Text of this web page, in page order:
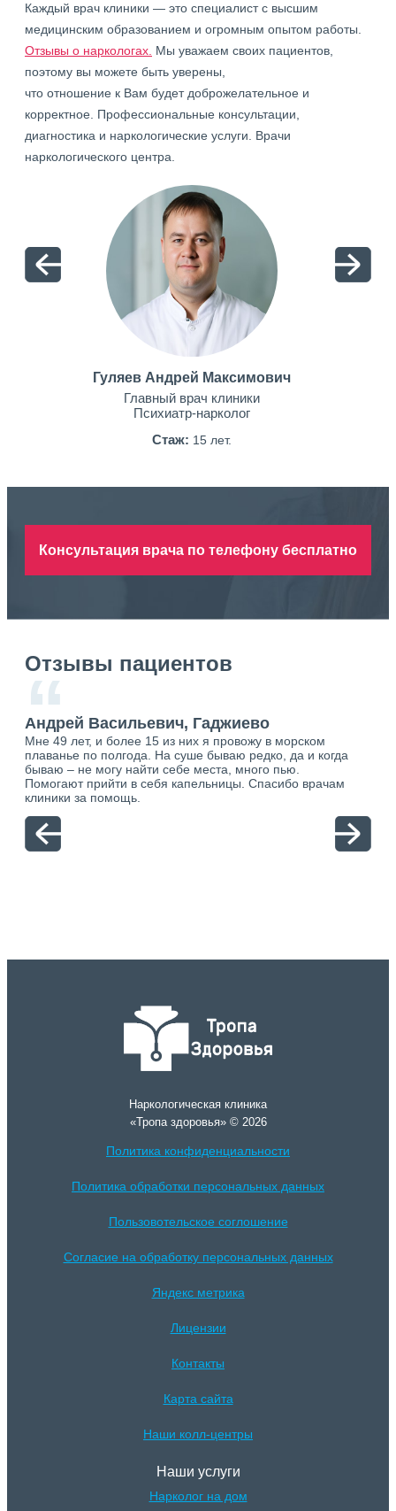
Каждый врач клиники — это специалист с высшим
медицинским образованием и огромным опытом работы.
Отзывы о наркологах. Мы уважаем своих пациентов,
поэтому вы можете быть уверены,
что отношение к Вам будет доброжелательное и
корректное. Профессиональные консультации,
диагностика и наркологические услуги. Врачи
наркологического центра.
Гуляев Андрей Максимович
Главный врач клиники
Психиатр-нарколог
Стаж: 15 лет.
Консультация врача по телефону бесплатно
Отзывы пациентов
“
Андрей Васильевич, Гаджиево
Мне 49 лет, и более 15 из них я провожу в морском
плаванье по полгода. На суше бываю редко, да и когда
бываю – не могу найти себе места, много пью.
Помогают прийти в себя капельницы. Спасибо врачам
клиники за помощь.
Наркологическая клиника
«Тропа здоровья» © 2026
Политика конфиденциальности
Политика обработки персональных данных
Пользовотельское соглошение
Согласие на обработку персональных данных
Яндекс метрика
Лицензии
Контакты
Карта сайта
Наши колл-центры
Наши услуги
Нарколог на дом